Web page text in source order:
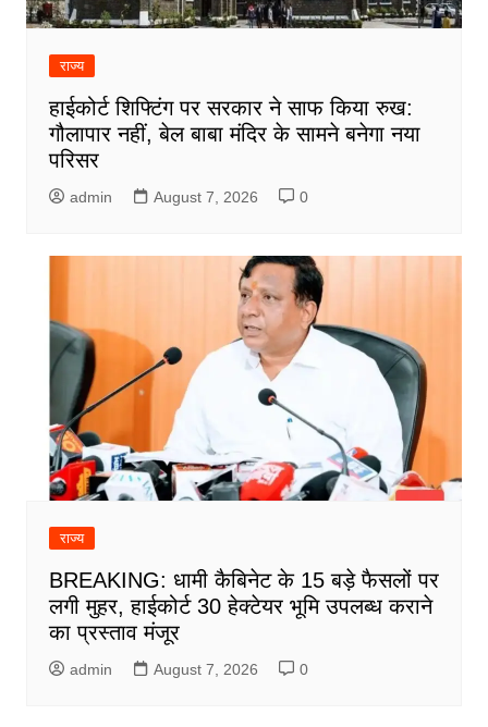
राज्य
हाईकोर्ट शिफ्टिंग पर सरकार ने साफ किया रुख:
गौलापार नहीं, बेल बाबा मंदिर के सामने बनेगा नया
परिसर
admin August 7, 2026 0
राज्य
BREAKING: धामी कैबिनेट के 15 बड़े फैसलों पर
लगी मुहर, हाईकोर्ट 30 हेक्टेयर भूमि उपलब्ध कराने
का प्रस्ताव मंजूर
admin August 7, 2026 0